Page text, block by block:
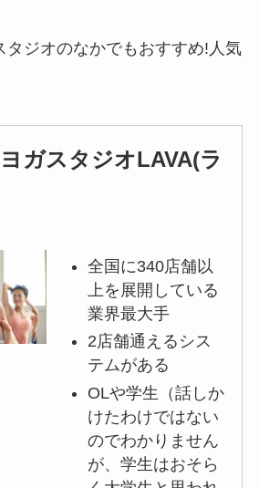
タジオのなかでもおすすめ!人気
ガスタジオLAVA(ラ
全国に340店舗以
上を展開している
業界最大手
2店舗通えるシス
テムがある
OLや学生（話しか
けたわけではない
のでわかりません
が、学生はおそら